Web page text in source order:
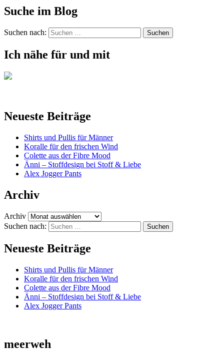
Suche im Blog
Suchen nach:
Ich nähe für und mit
Neueste Beiträge
Shirts und Pullis für Männer
Koralle für den frischen Wind
Colette aus der Fibre Mood
Änni – Stoffdesign bei Stoff & Liebe
Alex Jogger Pants
Archiv
Archiv
Suchen nach:
Neueste Beiträge
Shirts und Pullis für Männer
Koralle für den frischen Wind
Colette aus der Fibre Mood
Änni – Stoffdesign bei Stoff & Liebe
Alex Jogger Pants
meerweh